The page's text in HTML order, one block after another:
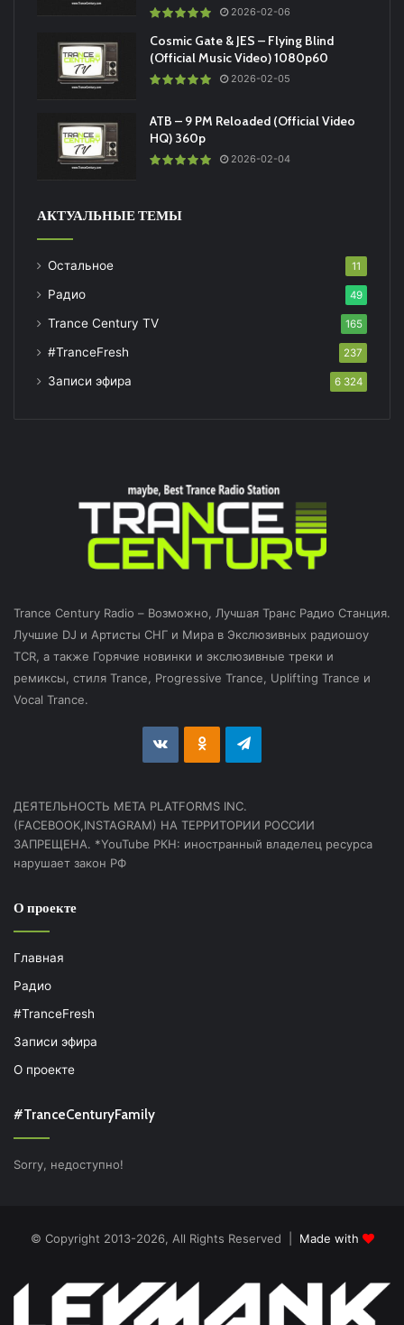
2026-02-06
Cosmic Gate & JES – Flying Blind
(Official Music Video) 1080p60
2026-02-05
ATB – 9 PM Reloaded (Official Video
HQ) 360p
2026-02-04
АКТУАЛЬНЫЕ ТЕМЫ
Остальное 11
Радио 49
Trance Century TV 165
#TranceFresh 237
Записи эфира 6 324
Trance Century Radio – Возможно, Лучшая Транс Радио Станция.
Лучшие DJ и Артисты СНГ и Мира в Экслюзивных радиошоу
TCR, а также Горячие новинки и экслюзивные треки и
ремиксы, стиля Trance, Progressive Trance, Uplifting Trance и
Vocal Trance.
vk.com Odnoklassniki
Telegram
ДЕЯТЕЛЬНОСТЬ МЕТА PLATFORMS INC.
(FACEBOOK,INSTAGRAM) НА ТЕРРИТОРИИ РОССИИ
ЗАПРЕЩЕНА. *YouTube РКН: иностранный владелец ресурса
нарушает закон РФ
О проекте
Главная
Радио
#TranceFresh
Записи эфира
О проекте
#TranceCenturyFamily
Sorry, недоступно!
© Copyright 2013-2026, All Rights Reserved | Made with